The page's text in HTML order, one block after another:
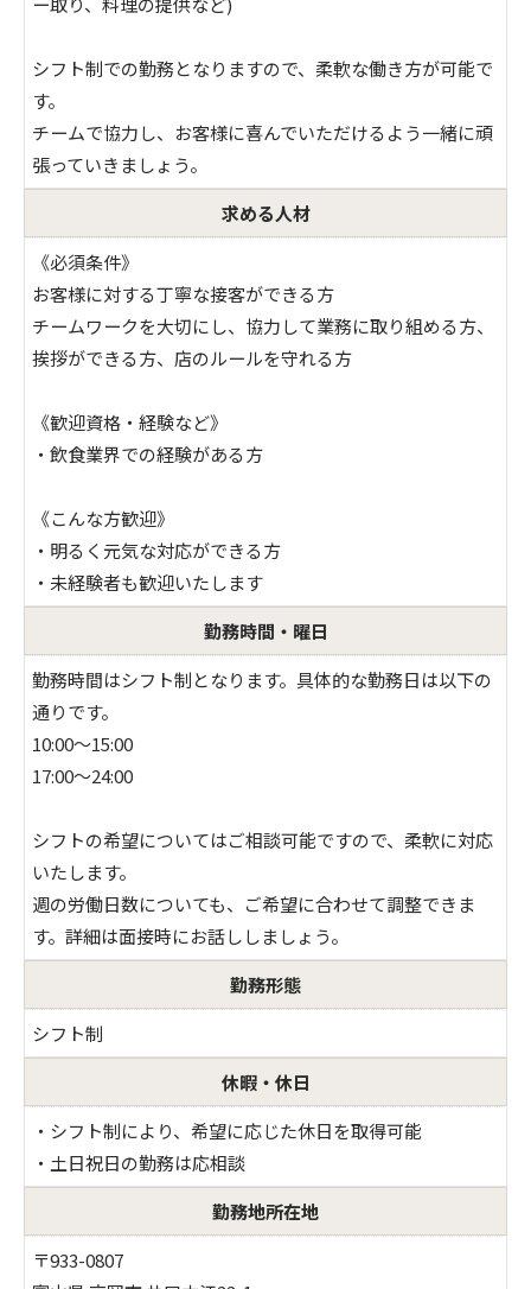
シフト制での勤務となりますので、柔軟な働き方が可能で
す。
チームで協力し、お客様に喜んでいただけるよう一緒に頑
張っていきましょう。
求める人材
《必須条件》
お客様に対する丁寧な接客ができる方
チームワークを大切にし、協力して業務に取り組める方、
挨拶ができる方、店のルールを守れる方
《歓迎資格・経験など》
・飲食業界での経験がある方
《こんな方歓迎》
・明るく元気な対応ができる方
・未経験者も歓迎いたします
勤務時間・曜日
勤務時間はシフト制となります。具体的な勤務日は以下の
通りです。
10:00～15:00
17:00～24:00
シフトの希望についてはご相談可能ですので、柔軟に対応
いたします。
週の労働日数についても、ご希望に合わせて調整できま
す。詳細は面接時にお話ししましょう。
勤務形態
シフト制
休暇・休日
・シフト制により、希望に応じた休日を取得可能
・土日祝日の勤務は応相談
勤務地所在地
〒933-0807